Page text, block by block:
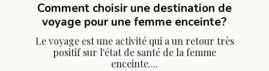
Comment choisir une destination de
voyage pour une femme enceinte?
Le voyage est une activité qui a un retour très
positif sur l'état de santé de la femme
enceinte....